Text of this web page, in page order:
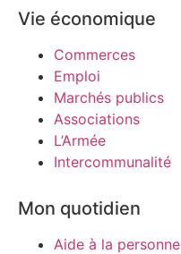
Vie économique
Commerces
Emploi
Marchés publics
Associations
L’Armée
Intercommunalité
Mon quotidien
Aide à la personne